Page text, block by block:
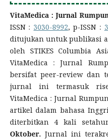
VitaMedica : Jurnal
ISSN : 3030-8992, p-ISSN :
ditujukan untuk publikasi
oleh STIKES Columbia
VitaMedica : Jurnal
bersifat peer-review dan
jurnal ini termasuk
VitaMedica : Jurnal
artikel dalam bahasa
diterbitkan 4 kali
Oktober.Jurnal ini